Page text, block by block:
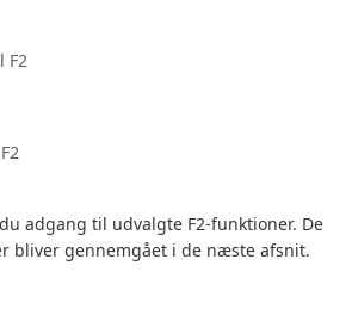
F2
adgang til udvalgte F2-funktioner. De
bliver gennemgået i de næste afsnit.